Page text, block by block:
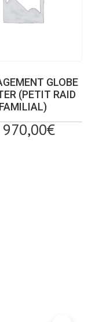
GLOBE
(PETIT RAID
FAMILIAL)
970,00€